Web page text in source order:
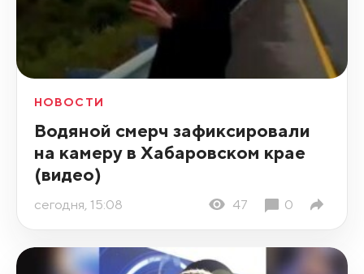
НОВОСТИ
Водяной смерч зафиксировали
на камеру в Хабаровском крае
(видео)
сегодня, 15:08 47 0